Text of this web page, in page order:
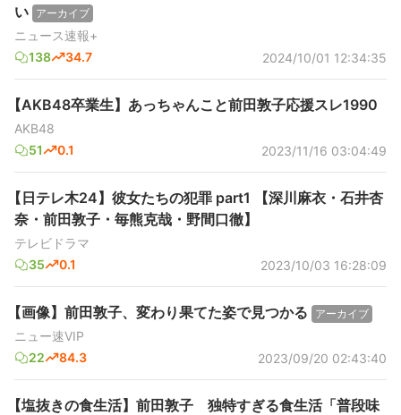
い アーカイブ
ニュース速報+
138
34.7 2024/10/01 12:34:35
【AKB48卒業生】あっちゃんこと前田敦子応援スレ1990
AKB48
51
0.1 2023/11/16 03:04:49
【日テレ木24】彼女たちの犯罪 part1 【深川麻衣・石井杏
奈・前田敦子・毎熊克哉・野間口徹】
テレビドラマ
35
0.1 2023/10/03 16:28:09
【画像】前田敦子、変わり果てた姿で見つかる アーカイブ
ニュー速VIP
22
84.3 2023/09/20 02:43:40
【塩抜きの食生活】前田敦子 独特すぎる食生活「普段味